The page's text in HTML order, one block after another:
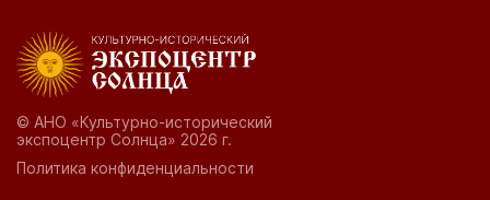
© АНО «Культурно-исторический
экспоцентр Солнца» 2026 г.
Политика конфиденциальности